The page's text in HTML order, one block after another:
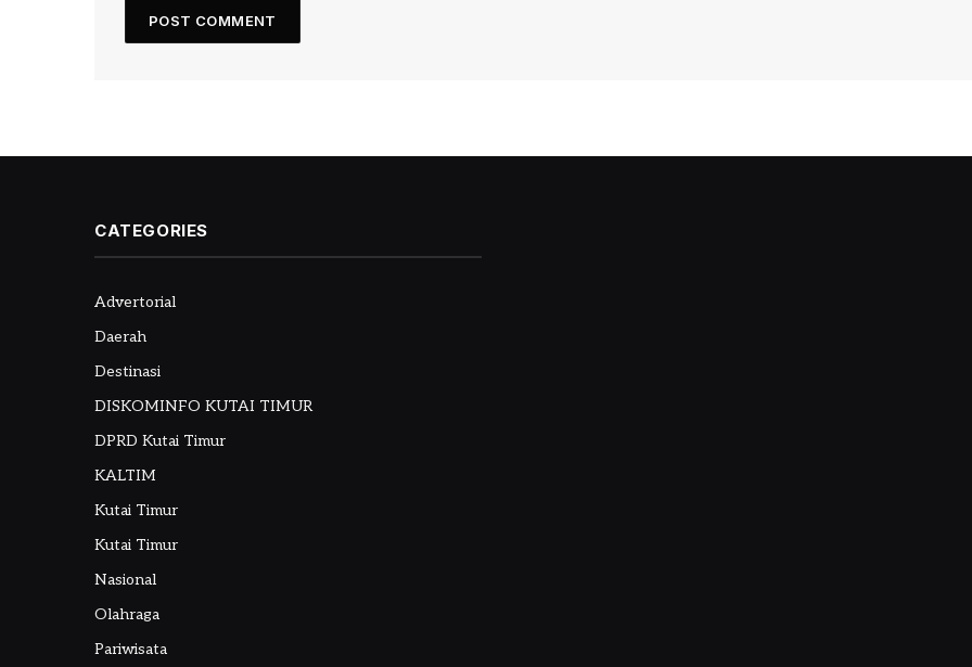
CATEGORIES
Advertorial
Daerah
Destinasi
DISKOMINFO KUTAI TIMUR
DPRD Kutai Timur
KALTIM
Kutai Timur
Kutai Timur
Nasional
Olahraga
Pariwisata